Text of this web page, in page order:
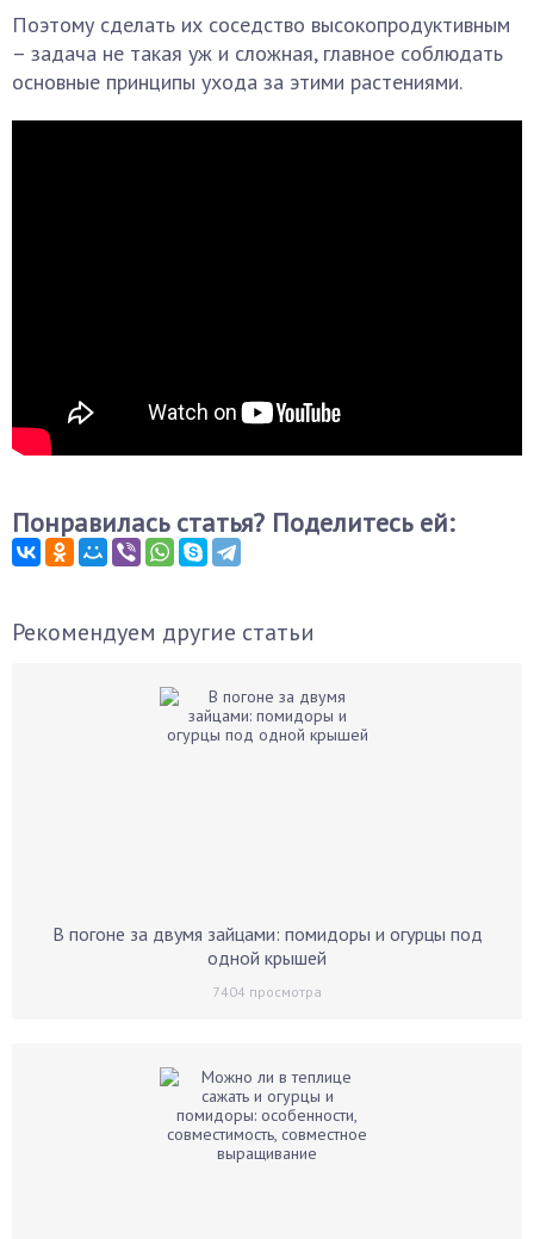
Поэтому сделать их соседство высокопродуктивным
– задача не такая уж и сложная, главное соблюдать
основные принципы ухода за этими растениями.
Понравилась статья? Поделитесь ей:
Рекомендуем другие статьи
В погоне за двумя зайцами: помидоры и огурцы под
одной крышей
7404 просмотра